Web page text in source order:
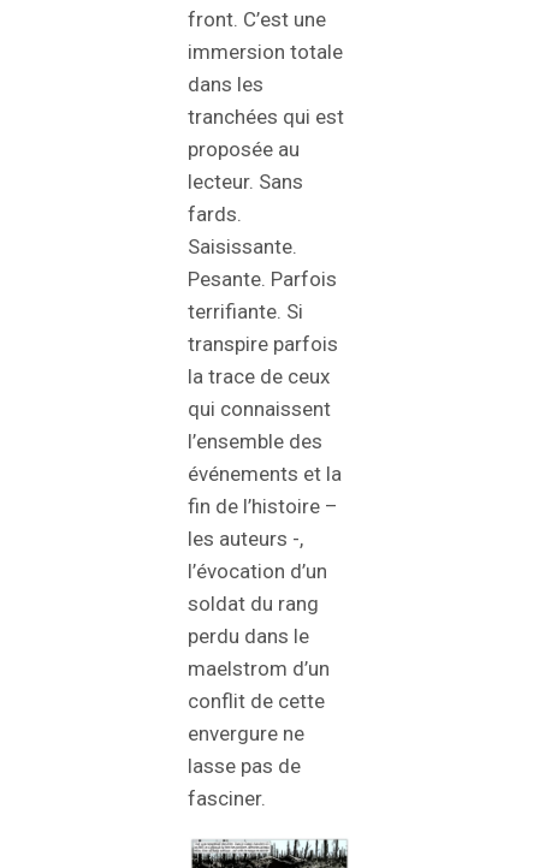
front. C’est une
immersion totale
dans les
tranchées qui est
proposée au
lecteur. Sans
fards.
Saisissante.
Pesante. Parfois
terrifiante. Si
transpire parfois
la trace de ceux
qui connaissent
l’ensemble des
événements et la
fin de l’histoire –
les auteurs -,
l’évocation d’un
soldat du rang
perdu dans le
maelstrom d’un
conflit de cette
envergure ne
lasse pas de
fasciner.